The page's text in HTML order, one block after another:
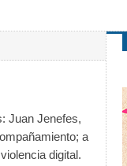
Juan Jenefes,
a
digital.